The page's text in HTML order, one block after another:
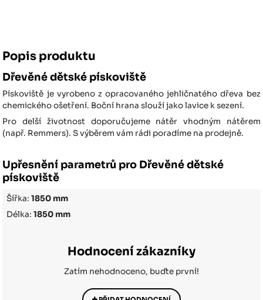
Popis produktu
Dřevěné dětské pískoviště
Pískoviště je vyrobeno z opracovaného jehličnatého dřeva bez
chemického ošetření. Boční hrana slouží jako lavice k sezení.
Pro delší životnost doporučujeme nátěr vhodným nátěrem
(např. Remmers). S výběrem vám rádi poradíme na prodejně.
Upřesnění parametrů pro Dřevěné dětské
pískoviště
Šířka:1850 mm
Délka:1850 mm
Hodnocení zákazníky
Zatím nehodnoceno, buďte první!